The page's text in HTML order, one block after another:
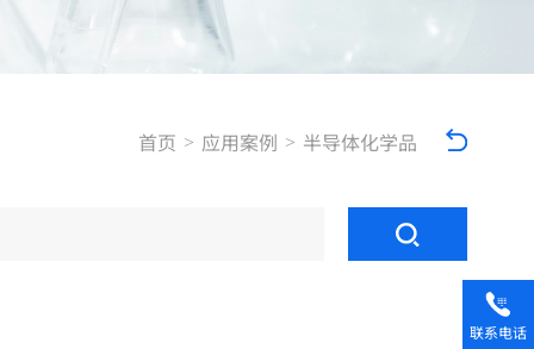
首页 > 应用案例 > 半导体化学品
联系电话